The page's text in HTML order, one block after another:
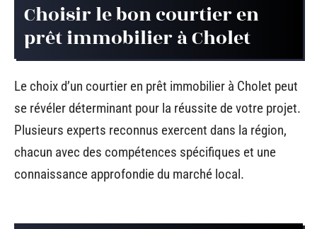
Choisir le bon courtier en
prêt immobilier à Cholet
Le choix d’un courtier en prêt immobilier à Cholet peut
se révéler déterminant pour la réussite de votre projet.
Plusieurs experts reconnus exercent dans la région,
chacun avec des compétences spécifiques et une
connaissance approfondie du marché local.